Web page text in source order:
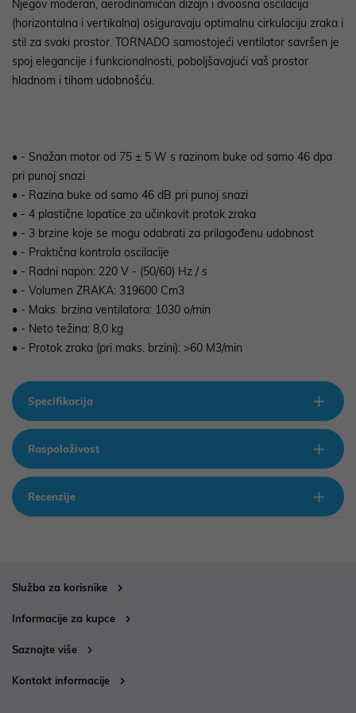
Njegov moderan, aerodinamičan dizajn i dvoosna oscilacija
(horizontalna i vertikalna) osiguravaju optimalnu cirkulaciju zraka i
stil za svaki prostor. TORNADO samostojeći ventilator savršen je
spoj elegancije i funkcionalnosti, poboljšavajući vaš prostor
hladnom i tihom udobnošću.
• - Snažan motor od 75 ± 5 W s razinom buke od samo 46 dpa
pri punoj snazi
• - Razina buke od samo 46 dB pri punoj snazi
• - 4 plastične lopatice za učinkovit protok zraka
• - 3 brzine koje se mogu odabrati za prilagođenu udobnost
• - Praktična kontrola oscilacije
• - Radni napon: 220 V - (50/60) Hz / s
• - Volumen ZRAKA: 319600 Cm3
• - Maks. brzina ventilatora: 1030 o/min
• - Neto težina: 8,0 kg
• - Protok zraka (pri maks. brzini): >60 M3/min
Specifikacija
Raspoloživost
Recenzije
Služba za korisnike
Informacije za kupce
Saznajte više
Kontakt informacije